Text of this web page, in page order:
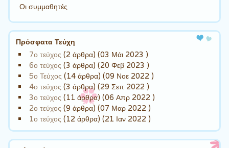
Οι συμμαθητές
Πρόσφατα Τεύχη
7ο τεύχος (2 άρθρα) (03 Μάι 2023 )
6ο τεύχος (3 άρθρα) (20 Φεβ 2023 )
5ο Τεύχος (14 άρθρα) (09 Νοε 2022 )
4ο τεύχος (3 άρθρα) (29 Σεπ 2022 )
3ο τεύχος (11 άρθρα) (06 Απρ 2022 )
2ο τεύχος (9 άρθρα) (07 Μαρ 2022 )
1ο τεύχος (12 άρθρα) (21 Ιαν 2022 )